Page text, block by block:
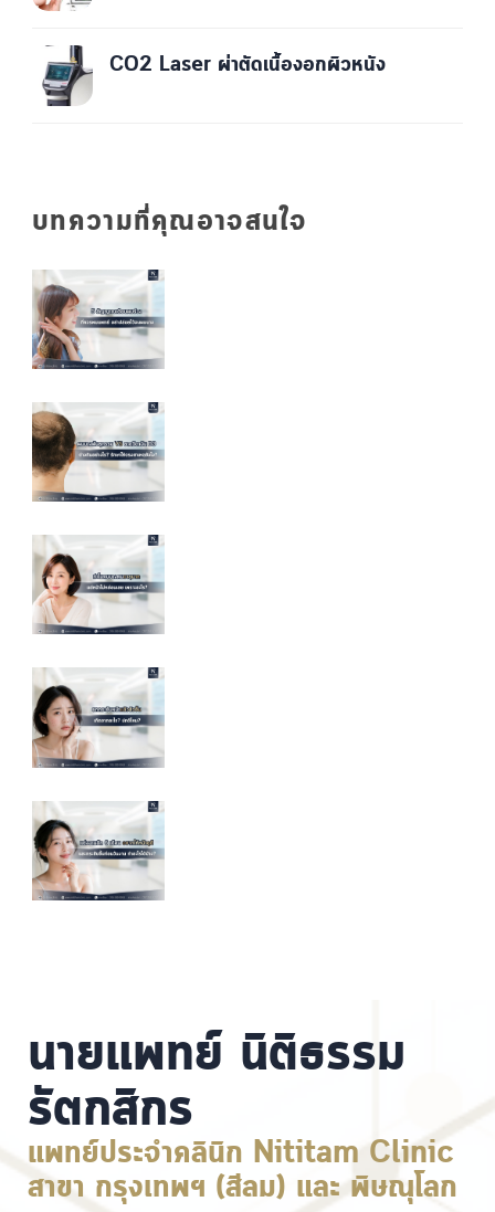
CO2 Laser ผ่าตัดเนื้องอกผิวหนัง
บทความที่คุณอาจสนใจ
นายแพทย์ นิติธรรม
รัตกสิกร
แพทย์ประจำคลินิก Nititam Clinic
สาขา กรุงเทพฯ (สีลม) และ พิษณุโลก